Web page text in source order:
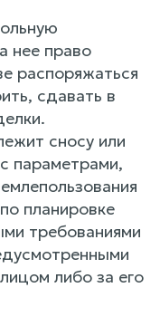
нее право
распоряжаться
сдавать в
сносу или
параметрами,
планировке
требованиями
либо за его